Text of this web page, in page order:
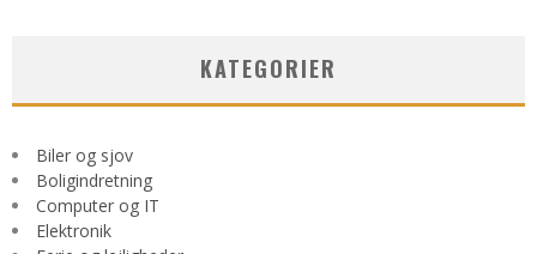
KATEGORIER
Biler og sjov
Boligindretning
Computer og IT
Elektronik